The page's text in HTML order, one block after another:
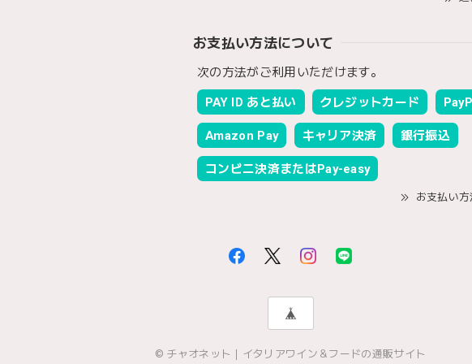
お支払い方法について
次の方法がご利用いただけます。
PAY ID あと払い クレジットカード
Amazon Pay キャリア決済 銀行振込
コンビニ決済またはPay-easy
お支払い
© チャオネット｜イタリアワイン＆フードの通販サイト